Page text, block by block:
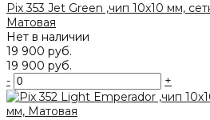
Pix 353 Jet Green ,чип 10x10 мм,
Матовая
Нет в наличии
19 900 руб.
19 900 руб.
-
+